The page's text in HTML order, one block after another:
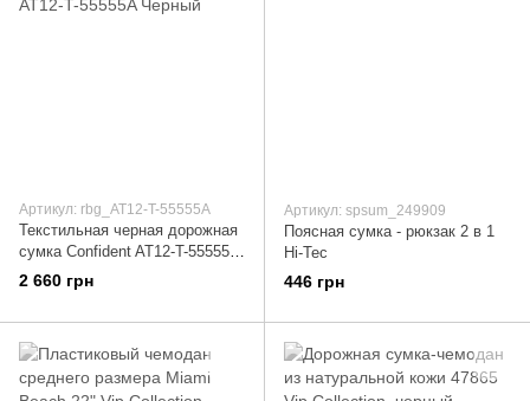
Артикул: rbg_AT12-T-55555A
Текстильная черная дорожная
сумка Confident AT12-T-55555A
Черный
2 660 грн
Артикул: spsum_249909
Поясная сумка - рюкзак 2 в 1
Hi-Tec
446 грн